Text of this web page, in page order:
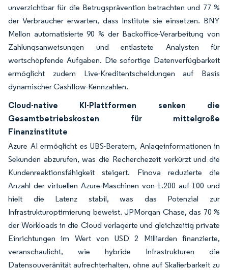
unverzichtbar für die Betrugsprävention betrachten und 77 %
der Verbraucher erwarten, dass Institute sie einsetzen. BNY
Mellon automatisierte 90 % der Backoffice-Verarbeitung von
Zahlungsanweisungen und entlastete Analysten für
wertschöpfende Aufgaben. Die sofortige Datenverfügbarkeit
ermöglicht zudem Live-Kreditentscheidungen auf Basis
dynamischer Cashflow-Kennzahlen.
Cloud-native KI-Plattformen senken die
Gesamtbetriebskosten für mittelgroße
Finanzinstitute
Azure AI ermöglicht es UBS-Beratern, Anlageinformationen in
Sekunden abzurufen, was die Recherchezeit verkürzt und die
Kundenreaktionsfähigkeit steigert. Finova reduzierte die
Anzahl der virtuellen Azure-Maschinen von 1.200 auf 100 und
hielt die Latenz stabil, was das Potenzial zur
Infrastrukturoptimierung beweist. JPMorgan Chase, das 70 %
der Workloads in die Cloud verlagerte und gleichzeitig private
Einrichtungen im Wert von USD 2 Milliarden finanzierte,
veranschaulicht, wie hybride Infrastrukturen die
Datensouveränität aufrechterhalten, ohne auf Skalierbarkeit zu